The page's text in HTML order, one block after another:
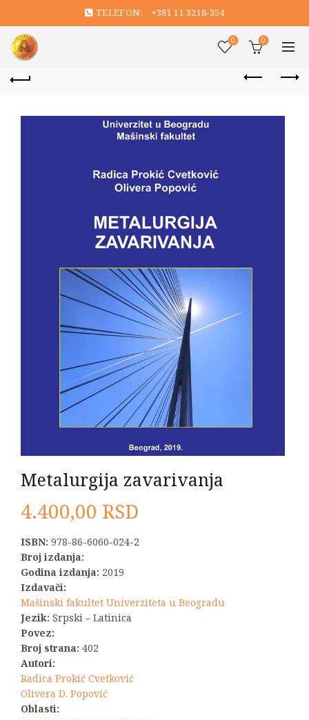
TELEFON: +381 11 3218-354
0 0
Metalurgija zavarivanja
4.400,00 RSD
ISBN: 978-86-6060-024-2
Broj izdanja:
Godina izdanja: 2019
Izdavači:
Mašinski fakultet Univerziteta u Beogradu
Jezik: Srpski – Latinica
Povez:
Broj strana: 402
Autori:
Radica Prokić Cvetković
Olivera D. Popović
Oblasti: